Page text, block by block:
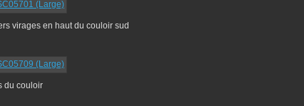
virages en haut du couloir sud
du couloir